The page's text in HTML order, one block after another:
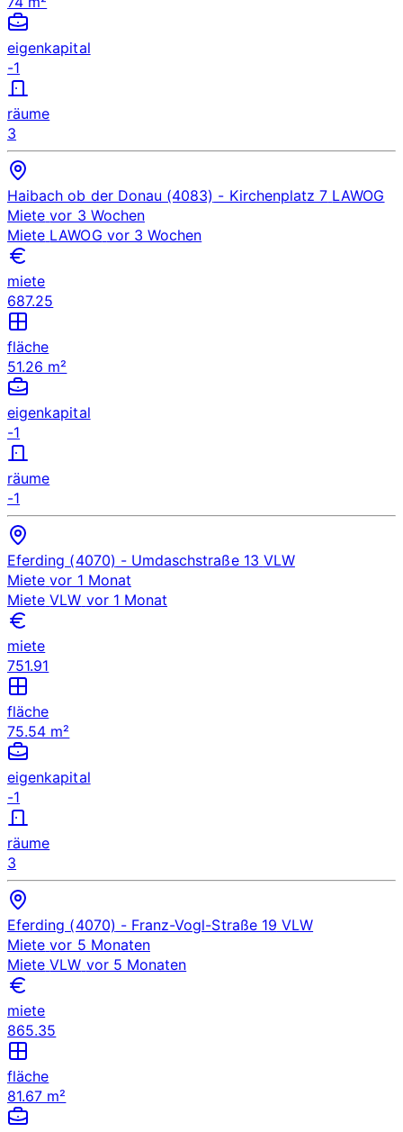
eigenkapital
-1
räume
3
Haibach ob der Donau (4083) - Kirchenplatz 7 LAWOG
Miete vor 3 Wochen
Miete LAWOG vor 3 Wochen
miete
687.25
fläche
51.26 m²
eigenkapital
-1
räume
-1
Eferding (4070) - Umdaschstraße 13 VLW
Miete vor 1 Monat
Miete VLW vor 1 Monat
miete
751.91
fläche
75.54 m²
eigenkapital
-1
räume
3
Eferding (4070) - Franz-Vogl-Straße 19 VLW
Miete vor 5 Monaten
Miete VLW vor 5 Monaten
miete
865.35
fläche
81.67 m²